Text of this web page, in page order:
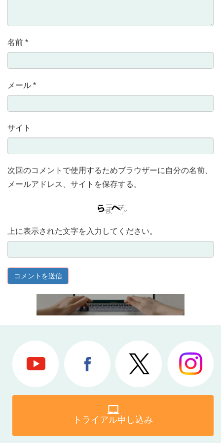
名前 *
メール *
サイト
次回のコメントで使用するためブラウザーに自分の名前、
メールアドレス、サイトを保存する。
上に表示された文字を入力してください。
トライアル申し込み